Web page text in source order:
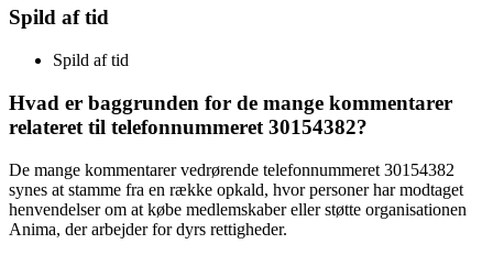
Spild af tid
Spild af tid
Hvad er baggrunden for de mange kommentarer
relateret til telefonnummeret 30154382?
De mange kommentarer vedrørende telefonnummeret 30154382
synes at stamme fra en række opkald, hvor personer har modtaget
henvendelser om at købe medlemskaber eller støtte organisationen
Anima, der arbejder for dyrs rettigheder.